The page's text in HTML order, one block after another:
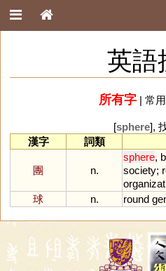
英語
所有字| 常
[sphere],
漢字
詞類
團 n.
sphere,
society;
球
n. round